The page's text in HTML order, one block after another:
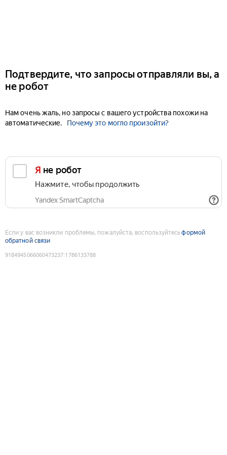
Подтвердите, что запросы отправляли вы, а
не робот
Нам очень жаль, но запросы с вашего устройства похожи на
автоматические.
Почему это могло произойти?
Я не робот
Нажмите, чтобы продолжить
Yandex SmartCaptcha
Если у вас возникли проблемы, пожалуйста, воспользуйтесьформой
обратной связи
9184945066060473237:1786133788